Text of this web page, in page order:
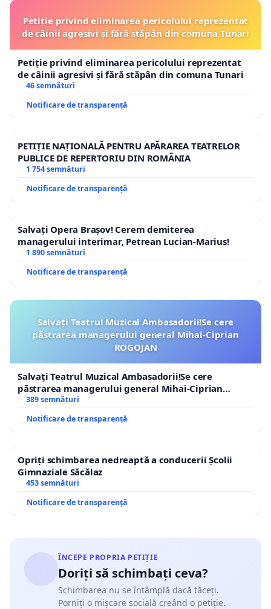
Petiție privind eliminarea pericolului reprezentat
de câinii agresivi și fără stăpân din comuna Tunari
Petiție privind eliminarea pericolului reprezentat
de câinii agresivi și fără stăpân din comuna Tunari
46 semnături
Notificare de transparență
PETIȚIE NAȚIONALĂ PENTRU APĂRAREA TEATRELOR
PUBLICE DE REPERTORIU DIN ROMÂNIA
1 754 semnături
Notificare de transparență
Salvați Opera Brașov! Cerem demiterea
managerului interimar, Petrean Lucian-Marius!
1 890 semnături
Notificare de transparență
Salvați Teatrul Muzical Ambasadorii!Se cere
păstrarea managerului general Mihai-Ciprian
ROGOJAN
Salvați Teatrul Muzical Ambasadorii!Se cere
păstrarea managerului general Mihai-Ciprian
ROGOJAN
389 semnături
Notificare de transparență
Opriți schimbarea nedreaptă a conducerii Școlii
Gimnaziale Săcălaz
453 semnături
Notificare de transparență
ÎNCEPE PROPRIA PETIȚIE
Doriți să schimbați ceva?
Schimbarea nu se întâmplă dacă tăceți.
Porniți o mișcare socială creând o petiție.